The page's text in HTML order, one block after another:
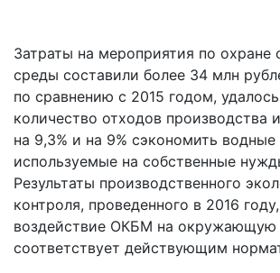
Затраты на мероприятия по
среды составили более 34 млн
по сравнению с 2015 годом,
количество отходов производства
на 9,3% и на 9% сэкономить
используемые на собственные
Результаты производственного
контроля, проведенного в 2016
воздействие ОКБМ на окружающую
соответствует действующим